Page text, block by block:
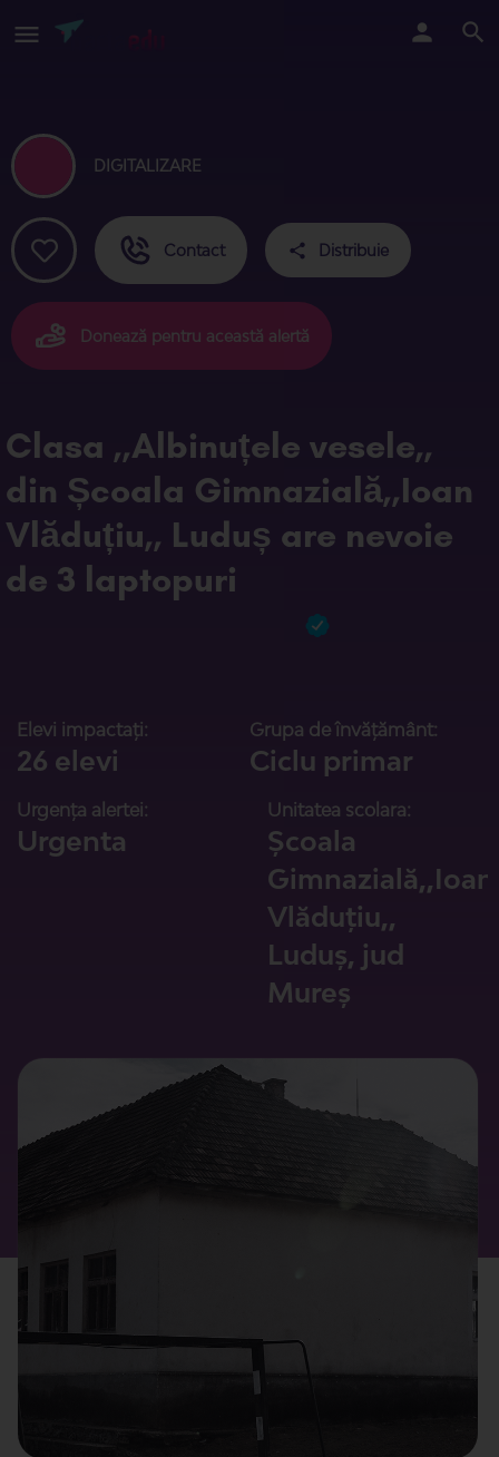
DIGITALIZARE
Contact Distribuie
Donează pentru această alertă
Clasa ,,Albinuțele vesele,,
din Școala Gimnazială,,Ioan
Vlăduțiu,, Luduș are nevoie
de 3 laptopuri
Elevi impactați:
26 elevi
Grupa de învățământ:
Ciclu primar
Urgența alertei:
Urgenta
Unitatea scolara:
Școala
Gimnazială,,Ioan
Vlăduțiu,,
Luduș, jud
Mureș